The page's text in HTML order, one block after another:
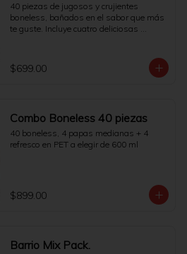
40 piezas de jugosos y crujientes
boneless, bañados en el sabor que más
te guste. Incluye cuatro deliciosas
$699.00
Combo Boneless 40 piezas
40 boneless, 4 papas medianas + 4
refresco en PET a elegir de 600 ml
$899.00
Barrio Mix Pack.